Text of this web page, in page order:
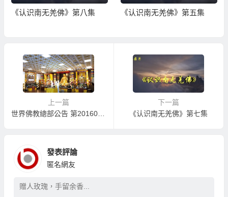
《认识南无羌佛》第八集 《认识南无羌佛》第五集
上一篇
世界佛教總部公告 第20160110號
下一篇
《认识南无羌佛》第七集
發表評論
匿名網友